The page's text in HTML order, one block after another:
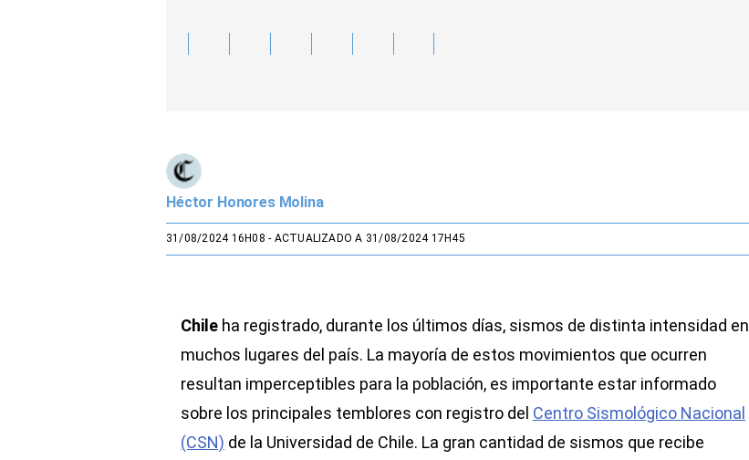
Héctor Honores Molina
31/08/2024 16H08 - ACTUALIZADO A 31/08/2024 17H45
Chile ha registrado, durante los últimos días, sismos de distinta intensidad en
muchos lugares del país. La mayoría de estos movimientos que ocurren
resultan imperceptibles para la población, es importante estar informado
sobre los principales temblores con registro del Centro Sismológico Nacional
(CSN) de la Universidad de Chile. La gran cantidad de sismos que recibe